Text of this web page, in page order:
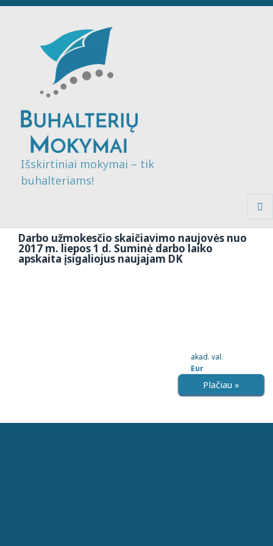
Išskirtiniai mokymai – tik
buhalteriams!
Darbo užmokesčio skaičiavimo naujovės nuo
2017 m. liepos 1 d. Suminė darbo laiko
apskaita įsigaliojus naujajam DK
akad. val.
Eur
Plačiau »